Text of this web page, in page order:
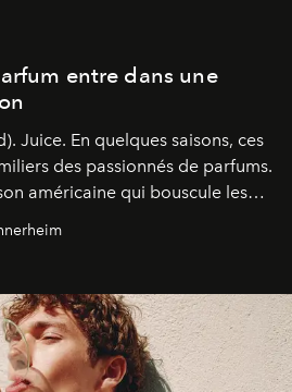
entre dans une
Juice. En quelques saisons, ces
des passionnés de parfums.
américaine qui bouscule les
contemporaine en proposant
que personnelle :